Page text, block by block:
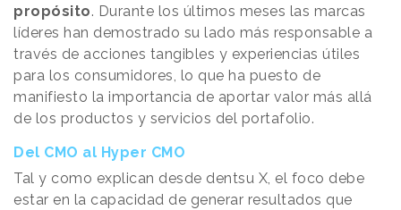
propósito. Durante los últimos meses las marcas
líderes han demostrado su lado más responsable a
través de acciones tangibles y experiencias útiles
para los consumidores, lo que ha puesto de
manifiesto la importancia de aportar valor más allá
de los productos y servicios del portafolio.
Del CMO al Hyper CMO
Tal y como explican desde dentsu X, el foco debe
estar en la capacidad de generar resultados que